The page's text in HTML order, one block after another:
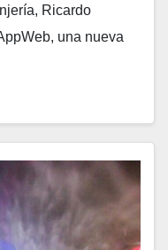
Ricardo
una nueva